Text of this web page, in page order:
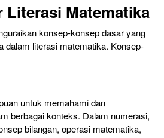
Literasi Matematika
konsep-konsep dasar yang
dalam literasi matematika. Konsep-
untuk memahami dan
berbagai konteks. Dalam numerasi,
bilangan, operasi matematika,